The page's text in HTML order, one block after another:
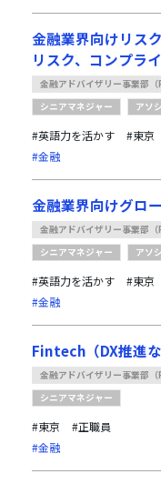
金融業界向けリス
リスク、コンプラ
金融アドバイザリー事業部（
シニアマネジャー
アソ
#英語力を活かす #東京
#金融
金融業界向けグロ
金融アドバイザリー事業部（
シニアマネジャー
アソ
#英語力を活かす #東京
#金融
Fintech（DX推進
金融アドバイザリー事業部（
シニアマネジャー
#東京
#正職員
#金融